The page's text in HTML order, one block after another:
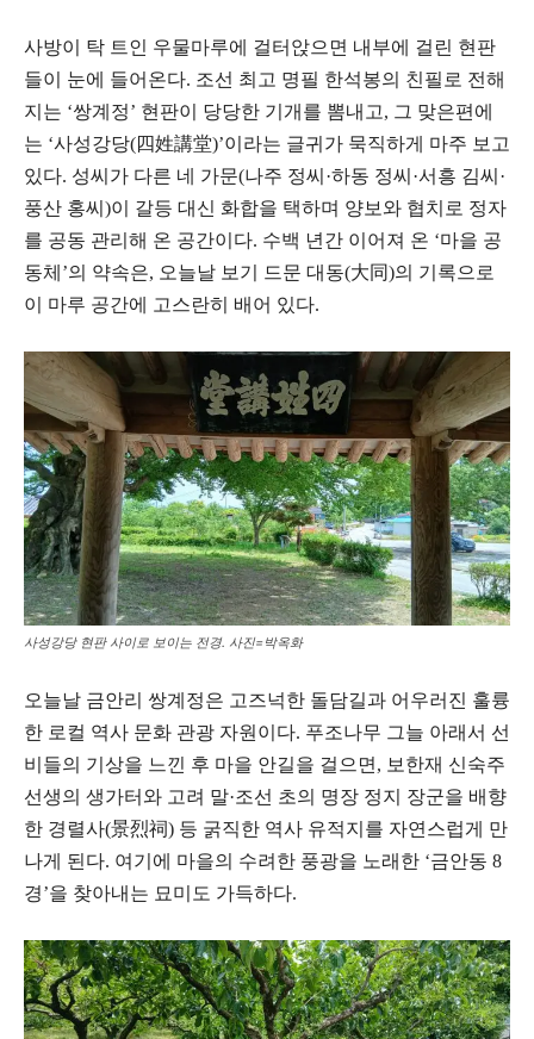
사방이 탁 트인 우물마루에 걸터앉으면 내부에 걸린 현판
들이 눈에 들어온다. 조선 최고 명필 한석봉의 친필로 전해
지는 ‘쌍계정’ 현판이 당당한 기개를 뽐내고, 그 맞은편에
는 ‘사성강당(四姓講堂)’이라는 글귀가 묵직하게 마주 보고
있다. 성씨가 다른 네 가문(나주 정씨·하동 정씨·서흥 김씨·
풍산 홍씨)이 갈등 대신 화합을 택하며 양보와 협치로 정자
를 공동 관리해 온 공간이다. 수백 년간 이어져 온 ‘마을 공
동체’의 약속은, 오늘날 보기 드문 대동(大同)의 기록으로
이 마루 공간에 고스란히 배어 있다.
사성강당 현판 사이로 보이는 전경. 사진=박옥화
오늘날 금안리 쌍계정은 고즈넉한 돌담길과 어우러진 훌륭
한 로컬 역사 문화 관광 자원이다. 푸조나무 그늘 아래서 선
비들의 기상을 느낀 후 마을 안길을 걸으면, 보한재 신숙주
선생의 생가터와 고려 말·조선 초의 명장 정지 장군을 배향
한 경렬사(景烈祠) 등 굵직한 역사 유적지를 자연스럽게 만
나게 된다. 여기에 마을의 수려한 풍광을 노래한 ‘금안동 8
경’을 찾아내는 묘미도 가득하다.